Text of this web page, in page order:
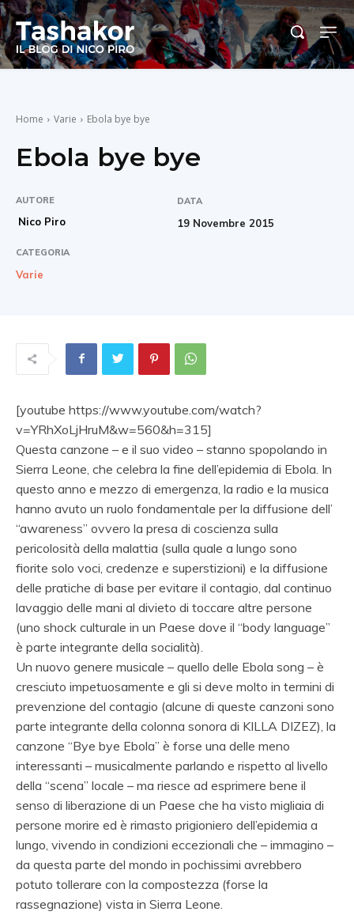
Home Varie Ebola bye bye
Ebola bye bye
AUTORE
Nico Piro
DATA
19 Novembre 2015
CATEGORIA
Varie
[youtube https://www.youtube.com/watch?
v=YRhXoLjHruM&w=560&h=315]
Questa canzone – e il suo video – stanno spopolando in
Sierra Leone, che celebra la fine dell’epidemia di Ebola. In
questo anno e mezzo di emergenza, la radio e la musica
hanno avuto un ruolo fondamentale per la diffusione dell’
“awareness” ovvero la presa di coscienza sulla
pericolosità della malattia (sulla quale a lungo sono
fiorite solo voci, credenze e superstizioni) e la diffusione
delle pratiche di base per evitare il contagio, dal continuo
lavaggio delle mani al divieto di toccare altre persone
(uno shock culturale in un Paese dove il “body language”
è parte integrante della socialità).
Un nuovo genere musicale – quello delle Ebola song – è
cresciuto impetuosamente e gli si deve molto in termini di
prevenzione del contagio (alcune di queste canzoni sono
parte integrante della colonna sonora di KILLA DIZEZ), la
canzone “Bye bye Ebola” è forse una delle meno
interessanti – musicalmente parlando e rispetto al livello
della “scena” locale – ma riesce ad esprimere bene il
senso di liberazione di un Paese che ha visto migliaia di
persone morire ed è rimasto prigioniero dell’epidemia a
lungo, vivendo in condizioni eccezionali che – immagino –
da questa parte del mondo in pochissimi avrebbero
potuto tollerare con la compostezza (forse la
rassegnazione) vista in Sierra Leone.